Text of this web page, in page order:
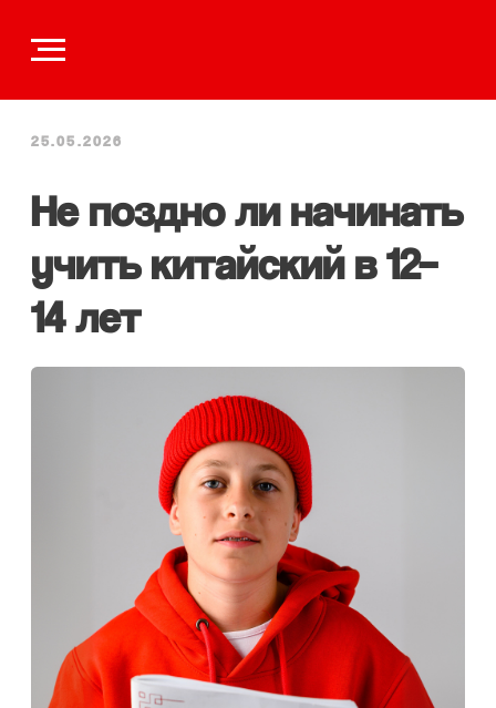
25.05.2026
Не поздно ли начинать
учить китайский в 12–
14 лет
Среди родителей
нередко встречается
опасение: если ребёнок